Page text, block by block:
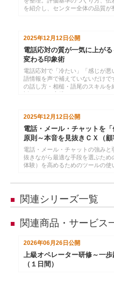
を紹介し、センター全体の品質が
2025年12月12日 公開
電話応対の質が一気に上が
変わる印象術
電話応対で「冷たい」「感じが
語情報を声で補えていないだけ
の話し方・相槌・語尾のスキルを
2025年12月12日公開
電話・メール・チャットを
原則～本音を見抜きＣＸ（
電話・メール・チャットの強み
抜きながら最適な手段を選ぶた
体験）を高めるためのツールの使
■ 関連シリーズ一覧
■ 関連商品・サービス
2026年06月26日 公開
上級オペレーター研修～一
（１日間）